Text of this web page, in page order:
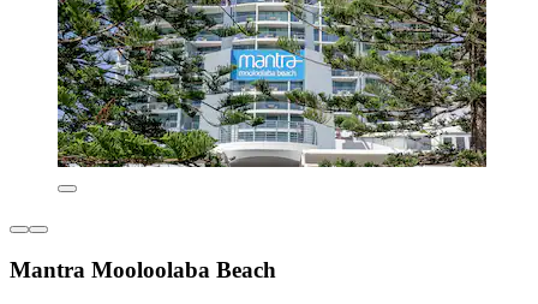
Mantra Mooloolaba Beach